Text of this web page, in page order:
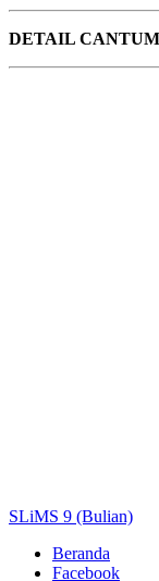
DETAIL
SLiMS 9 (Bulian)
Beranda
Facebook